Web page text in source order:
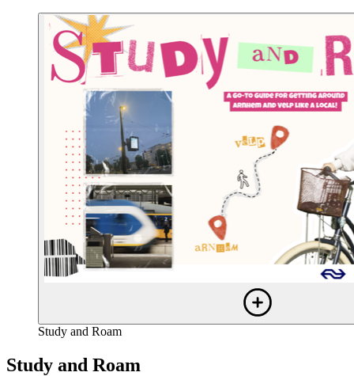
Study and Roam
Study and Roam